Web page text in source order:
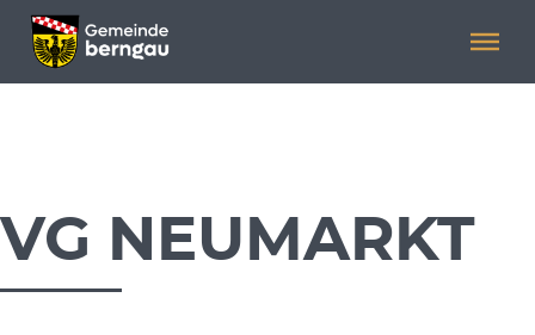
Menü überspringen
Menü überspringen
VG NEUMARKT